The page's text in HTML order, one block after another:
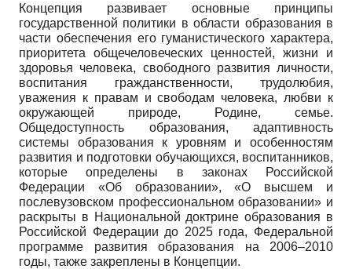
Концепция развивает основные принципы
государственной политики в области образования в
части обеспечения его гуманистического характера,
приоритета общечеловеческих ценностей, жизни и
здоровья человека, свободного развития личности,
воспитания гражданственности, трудолюбия,
уважения к правам и свободам человека, любви к
окружающей природе, Родине, семье.
Общедоступность образования, адаптивность
системы образования к уровням и особенностям
развития и подготовки обучающихся, воспитанников,
которые определены в законах Российской
Федерации «Об образовании», «О высшем и
послевузовском профессиональном образовании» и
раскрыты в Национальной доктрине образования в
Российской Федерации до 2025 года, Федеральной
программе развития образования на 2006–2010
годы, также закреплены в Концепции.